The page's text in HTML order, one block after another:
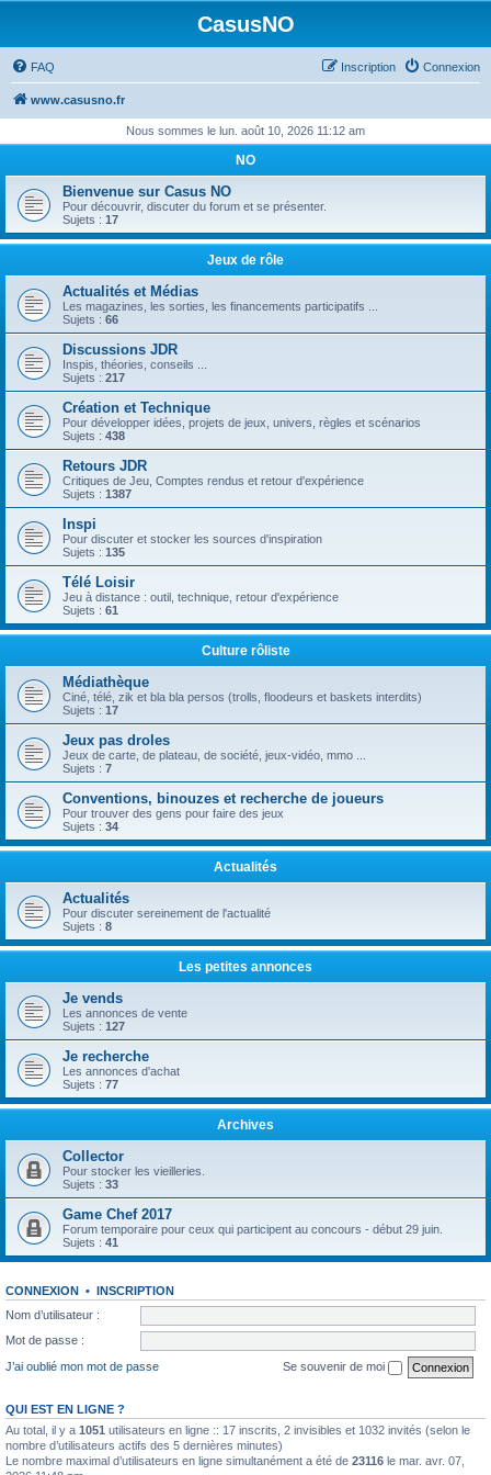
CasusNO
FAQ Connexion
Inscription
www.casusno.fr
Nous sommes le lun. août 10, 2026 11:12 am
NO
Bienvenue sur Casus NO
Pour découvrir, discuter du forum et se présenter.
Sujets : 17
Jeux de rôle
Actualités et Médias
Les magazines, les sorties, les financements participatifs ...
Sujets : 66
Discussions JDR
Inspis, théories, conseils ...
Sujets : 217
Création et Technique
Pour développer idées, projets de jeux, univers, règles et scénarios
Sujets : 438
Retours JDR
Critiques de Jeu, Comptes rendus et retour d'expérience
Sujets : 1387
Inspi
Pour discuter et stocker les sources d'inspiration
Sujets : 135
Télé Loisir
Jeu à distance : outil, technique, retour d'expérience
Sujets : 61
Culture rôliste
Médiathèque
Ciné, télé, zik et bla bla persos (trolls, floodeurs et baskets interdits)
Sujets : 17
Jeux pas droles
Jeux de carte, de plateau, de société, jeux-vidéo, mmo ...
Sujets : 7
Conventions, binouzes et recherche de joueurs
Pour trouver des gens pour faire des jeux
Sujets : 34
Actualités
Actualités
Pour discuter sereinement de l'actualité
Sujets : 8
Les petites annonces
Je vends
Les annonces de vente
Sujets : 127
Je recherche
Les annonces d'achat
Sujets : 77
Archives
Collector
Pour stocker les vieilleries.
Sujets : 33
Game Chef 2017
Forum temporaire pour ceux qui participent au concours - début 29 juin.
Sujets : 41
CONNEXION • INSCRIPTION
Nom d’utilisateur :
Mot de passe :
J’ai oublié mon mot de passe
Se souvenir de moi
QUI EST EN LIGNE ?
Au total, il y a 1051 utilisateurs en ligne :: 17 inscrits, 2 invisibles et 1032 invités (selon le
nombre d’utilisateurs actifs des 5 dernières minutes)
Le nombre maximal d’utilisateurs en ligne simultanément a été de 23116 le mar. avr. 07,